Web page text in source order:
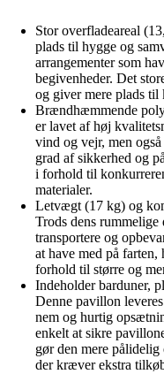
Stor overfladeareal
plads til hygge og
arrangementer som
begivenheder. Det
og giver mere plads
Brændhæmmende
er lavet af høj
vind og vejr, men
grad af sikkerhed og
i forhold til
materialer.
Letvægt (17 kg) og
Trods dens
transportere og
at have med på
forhold til større og
Indeholder barduner,
Denne pavillon
nem og hurtig
enkelt at sikre
gør den mere
der kræver ekstra